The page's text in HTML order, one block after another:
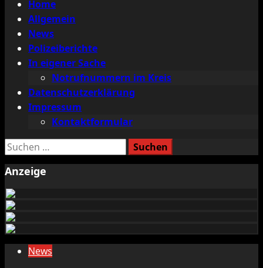
Primäres
Menü
Home
Allgemein
News
Polizeiberichte
In eigener Sache
Notrufnummern im Kreis
Datenschutzerklärung
Impressum
Kontaktformular
Suchen
Anzeige
News